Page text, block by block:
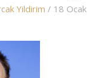
Yildirim / 18